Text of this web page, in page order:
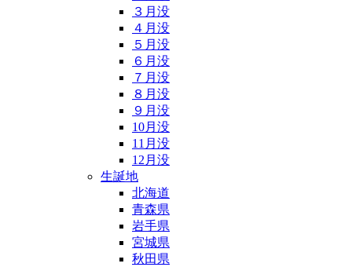
３月没
４月没
５月没
６月没
７月没
８月没
９月没
10月没
11月没
12月没
生誕地
北海道
青森県
岩手県
宮城県
秋田県